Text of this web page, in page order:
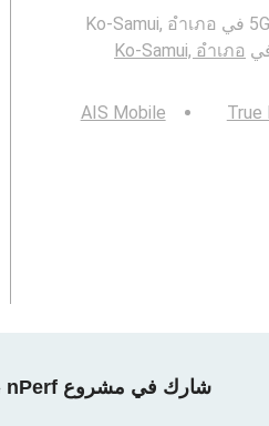
تمثل هذه الخريطة تغطية شبكات الجوال 2G و 3G و 4G و 5G في Ko-Samui, อำเภอ
Ko-Samui, อำเภอ
True
AIS Mobile
شارك في مشروع nPerf ، قم بتنزيل تطبيقنا الآن!